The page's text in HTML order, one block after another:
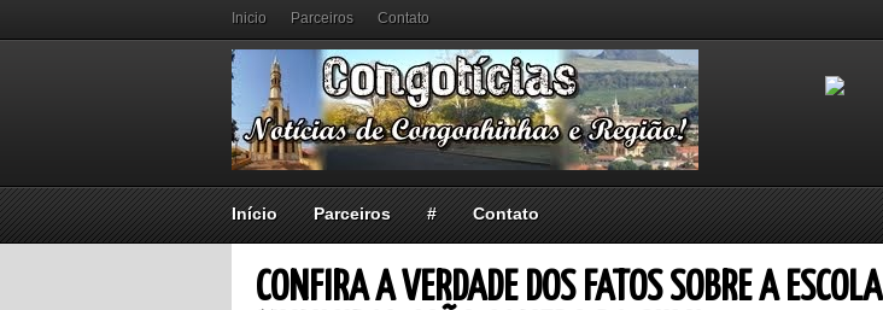
Inicio Parceiros Contato
Início Parceiros # Contato
CONFIRA A VERDADE DOS FATOS SOBRE A ESCOLA